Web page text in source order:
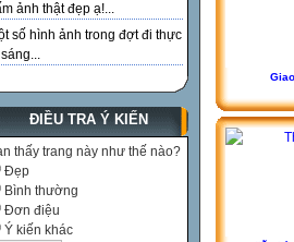
ảnh thật đẹp ạ!...
số hình ảnh trong đợt đi thực
ĐIỀU TRA Ý KIẾN
thấy trang này như thế nào?
Đẹp
Bình thường
Đơn điệu
Ý kiến khác